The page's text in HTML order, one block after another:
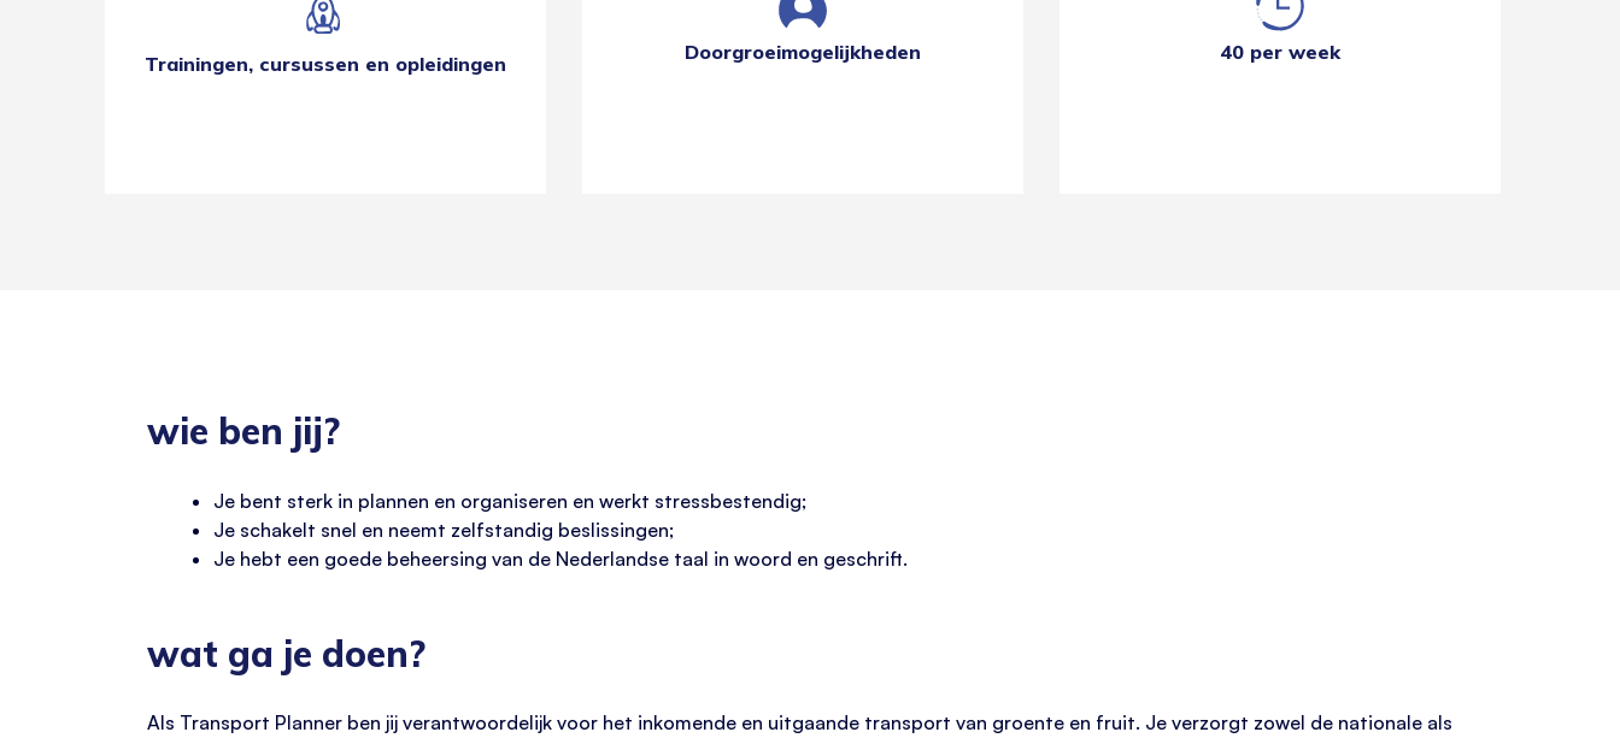
Trainingen, cursussen en opleidingen Doorgroeimogelijkheden 40 per week
wie ben jij?
Je bent sterk in plannen en organiseren en werkt stressbestendig;
Je schakelt snel en neemt zelfstandig beslissingen;
Je hebt een goede beheersing van de Nederlandse taal in woord en geschrift.
wat ga je doen?
Als Transport Planner ben jij verantwoordelijk voor het inkomende en uitgaande transport van groente en fruit. Je verzorgt zowel de nationale als